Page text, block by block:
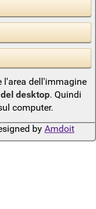
l'area dell'immagine
desktop. Quindi
computer.
by Amdoit